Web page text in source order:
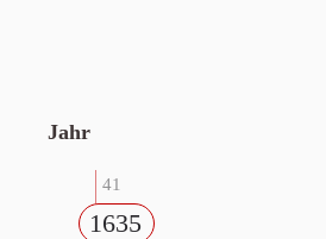
Jahr
41
1635